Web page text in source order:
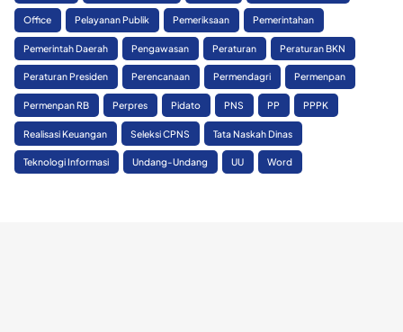
Office Pelayanan Publik Pemeriksaan Pemerintahan
Pemerintah Daerah Pengawasan Peraturan Peraturan BKN
Peraturan Presiden Perencanaan Permendagri Permenpan
Permenpan RB Perpres Pidato PNS PP PPPK
Realisasi Keuangan Seleksi CPNS Tata Naskah Dinas
Teknologi Informasi Undang-Undang UU Word